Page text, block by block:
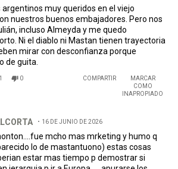
argentinos muy queridos en el viejo
nuestros buenos embajadores. Pero nos
incluso Almeyda y me quedo
Ni el diablo ni Mastan tienen trayectoria
mirar con desconfianza porque
de guita.
1 0 COMPARTIR
MARCAR
COMO
INAPROPIADO
M. ALCORTA.
16 DE JUNIO DE 2026
mcho mas mrketing y humo q
lo de mastantuono) estas cosas
estar mas tiempo p demostrar si